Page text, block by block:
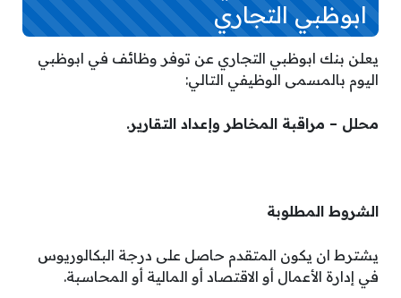
ابوظبي التجاري
يعلن بنك ابوظبي التجاري عن توفر وظائف في ابوظبي
اليوم بالمسمى الوظيفي التالي:
محلل – مراقبة المخاطر وإعداد التقارير.
الشروط المطلوبة
يشترط ان يكون المتقدم حاصل على درجة البكالوريوس
في إدارة الأعمال أو الاقتصاد أو المالية أو المحاسبة.